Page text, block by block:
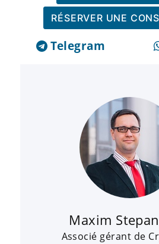
RÉSERVER UNE
Telegram
Maxim
Associé gérant de